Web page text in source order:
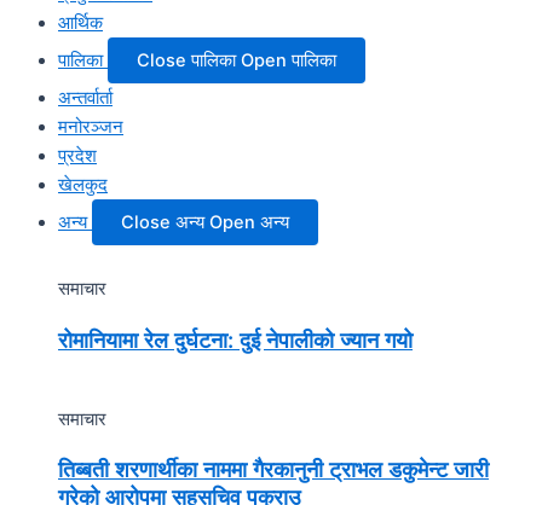
आर्थिक
पालिका
Close पालिका Open पालिका
अन्तर्वार्ता
मनोरञ्जन
प्रदेश
खेलकुद
अन्य
Close अन्य Open अन्य
समाचार
रोमानियामा रेल दुर्घटना: दुई नेपालीको ज्यान गयो
समाचार
तिब्बती शरणार्थीका नाममा गैरकानुनी ट्राभल डकुमेन्ट जारी
गरेको आरोपमा सहसचिव पक्राउ